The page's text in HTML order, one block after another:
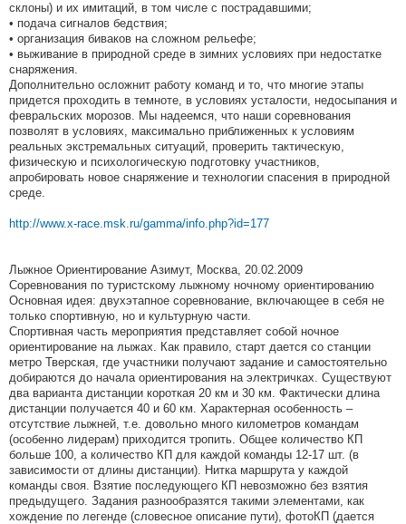
склоны) и их имитаций, в том числе с пострадавшими;
• подача сигналов бедствия;
• организация биваков на сложном рельефе;
• выживание в природной среде в зимних условиях при недостатке
снаряжения.
Дополнительно осложнит работу команд и то, что многие этапы
придется проходить в темноте, в условиях усталости, недосыпания и
февральских морозов. Мы надеемся, что наши соревнования
позволят в условиях, максимально приближенных к условиям
реальных экстремальных ситуаций, проверить тактическую,
физическую и психологическую подготовку участников,
апробировать новое снаряжение и технологии спасения в природной
среде.
http://www.x-race.msk.ru/gamma/info.php?id=177
Лыжное Ориентирование Азимут, Москва, 20.02.2009
Соревнования по туристскому лыжному ночному ориентированию
Основная идея: двухэтапное соревнование, включающее в себя не
только спортивную, но и культурную части.
Спортивная часть мероприятия представляет собой ночное
ориентирование на лыжах. Как правило, старт дается со станции
метро Тверская, где участники получают задание и самостоятельно
добираются до начала ориентирования на электричках. Существуют
два варианта дистанции короткая 20 км и 30 км. Фактически длина
дистанции получается 40 и 60 км. Характерная особенность –
отсутствие лыжней, т.е. довольно много километров командам
(особенно лидерам) приходится тропить. Общее количество КП
больше 100, а количество КП для каждой команды 12-17 шт. (в
зависимости от длины дистанции). Нитка маршрута у каждой
команды своя. Взятие последующего КП невозможно без взятия
предыдущего. Задания разнообразятся такими элементами, как
хождение по легенде (словесное описание пути), фотоКП (дается